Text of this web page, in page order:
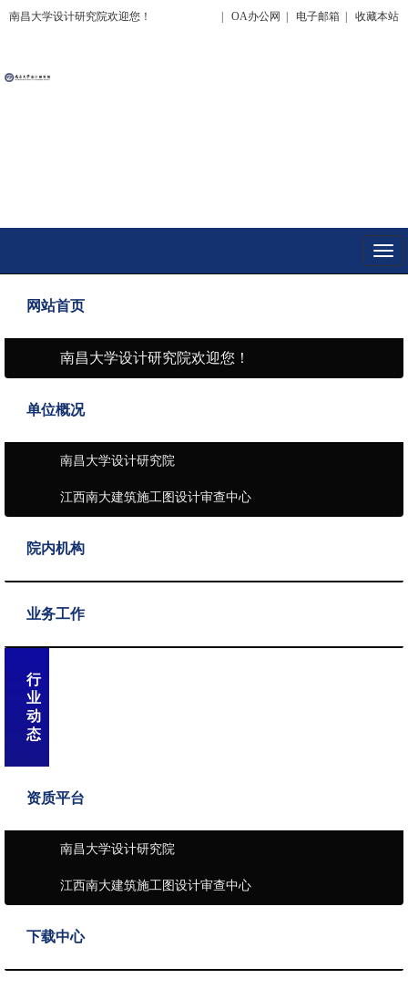
南昌大学设计研究院欢迎您！ OA办公网 电子邮箱 收藏本站
网站首页
南昌大学设计研究院欢迎您！
单位概况
南昌大学设计研究院
江西南大建筑施工图设计审查中心
院内机构
业务工作
行
业
动
态
资质平台
南昌大学设计研究院
江西南大建筑施工图设计审查中心
下载中心